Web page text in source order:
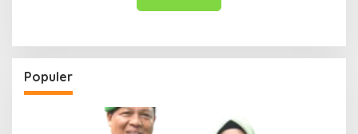
Populer